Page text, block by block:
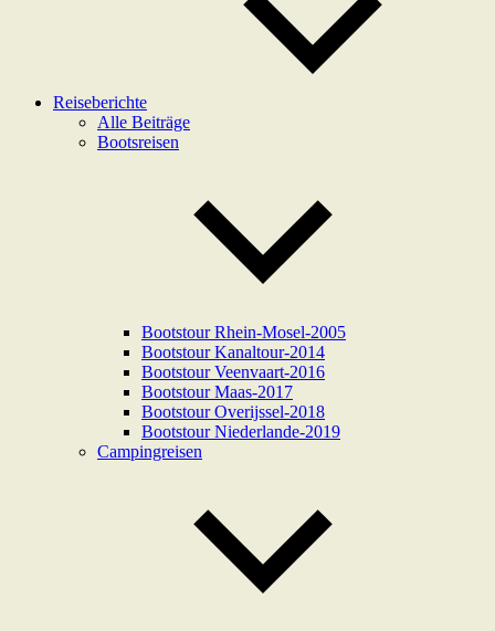
Reiseberichte
Alle Beiträge
Bootsreisen
Bootstour Rhein-Mosel-2005
Bootstour Kanaltour-2014
Bootstour Veenvaart-2016
Bootstour Maas-2017
Bootstour Overijssel-2018
Bootstour Niederlande-2019
Campingreisen